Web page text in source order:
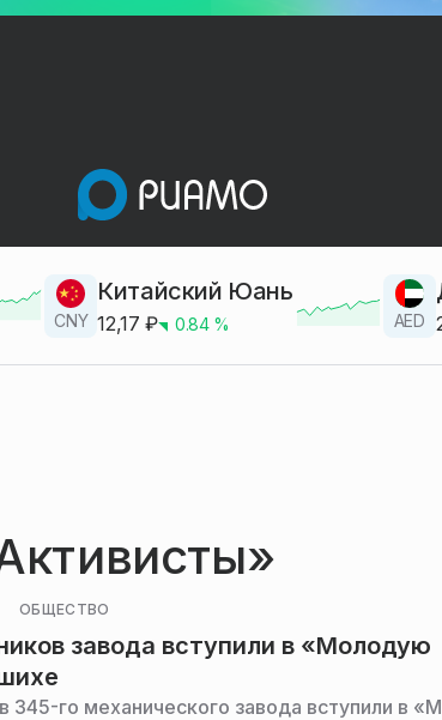
CNY
Китайский Юань
12,17 ₽ 0.84% AED
ОБЩЕСТВО
завода вступили в «Молодую
345-го механического завода вступили в